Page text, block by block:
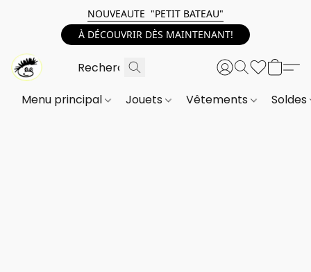
NOUVEAUTE "PETIT BATEAU"
À DÉCOUVRIR DÈS MAINTENANT!
Menu principal Jouets Vêtements Soldes